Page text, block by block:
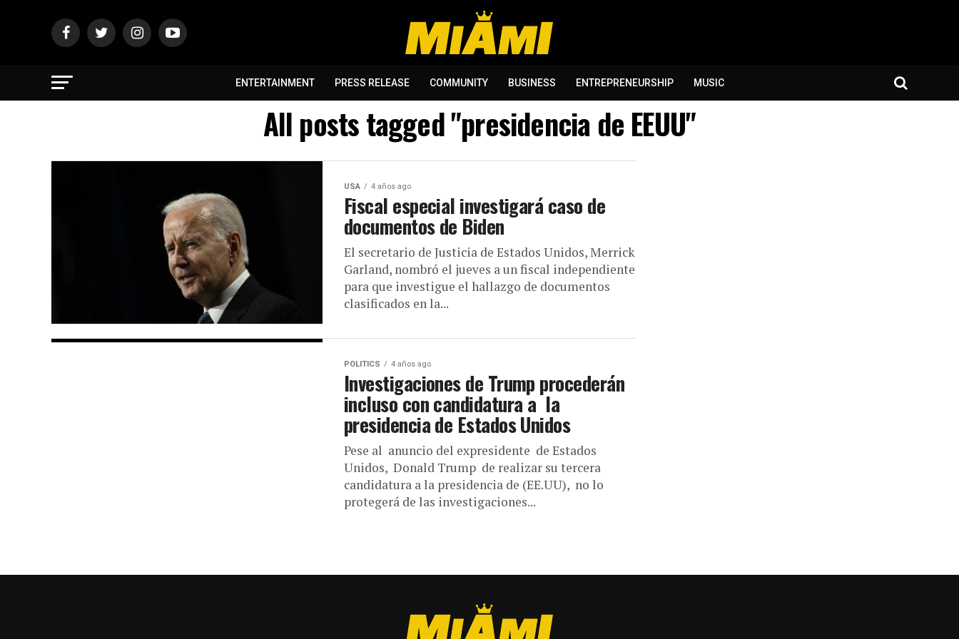
ENTERTAINMENT PRESS RELEASE COMMUNITY BUSINESS ENTREPRENEURSHIP MUSIC
All posts tagged "presidencia de EEUU"
USA 4 años ago
Fiscal especial investigará caso de
documentos de Biden
El secretario de Justicia de Estados Unidos, Merrick
Garland, nombró el jueves a un fiscal independiente
para que investigue el hallazgo de documentos
clasificados en la...
POLITICS 4 años ago
Investigaciones de Trump procederán
incluso con candidatura a la
presidencia de Estados Unidos
Pese al anuncio del expresidente de Estados
Unidos, Donald Trump de realizar su tercera
candidatura a la presidencia de (EE.UU), no lo
protegerá de las investigaciones...